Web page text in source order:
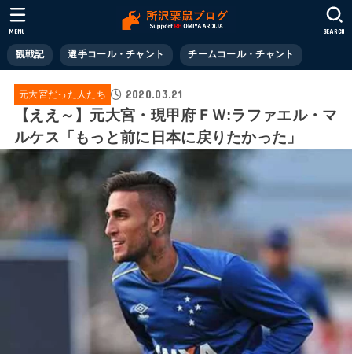
観戦記 選手コール・チャント チームコール・チャント
SEARCH
MENU
元大宮だった人たち 2020.03.21
【ええ～】元大宮・現甲府ＦＷ:ラファエル・マ
ルケス「もっと前に日本に戻りたかった」